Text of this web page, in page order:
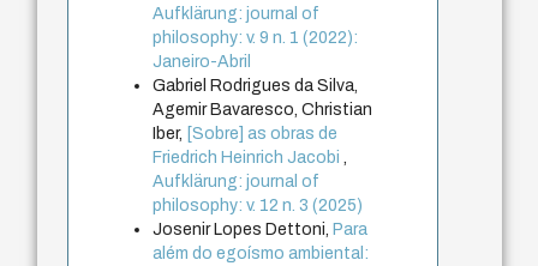
Aufklärung: journal of
philosophy: v. 9 n. 1 (2022):
Janeiro-Abril
Gabriel Rodrigues da Silva,
Agemir Bavaresco, Christian
Iber, [Sobre] as obras de
Friedrich Heinrich Jacobi
Aufklärung: journal of
philosophy: v. 12 n. 3 (2025)
Josenir Lopes Dettoni,Para
além do egoísmo ambiental: